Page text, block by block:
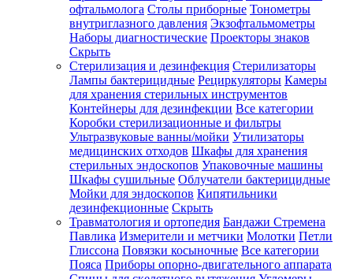
офтальмолога Столы приборные Тонометры
внутриглазного давления Экзофтальмометры
Наборы диагностические Проекторы знаков
Скрыть
Стерилизация и дезинфекция Стерилизаторы
Лампы бактерицидные Рециркуляторы Камеры
для хранения стерильных инструментов
Контейнеры для дезинфекции Все категории
Коробки стерилизационные и фильтры
Ультразвуковые ванны/мойки Утилизаторы
медицинских отходов Шкафы для хранения
стерильных эндоскопов Упаковочные машины
Шкафы сушильные Облучатели бактерицидные
Мойки для эндоскопов Кипятильники
дезинфекционные Скрыть
Травматология и ортопедия Бандажи Стремена
Павлика Измерители и метчики Молотки Петли
Глиссона Повязки косыночные Все категории
Пояса Приборы опорно-двигательного аппарата